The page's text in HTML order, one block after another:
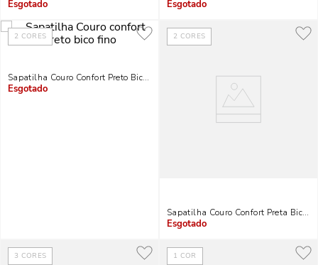
Indisponível Indisponível
2 CORES
Sapatilha Couro Confort Preto Bico Fino
Indisponível
2 CORES
Sapatilha Couro Confort Preta Bico
Indisponível
3 CORES 1 COR